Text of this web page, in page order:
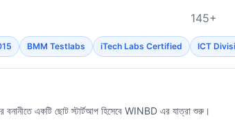
145+
BMM Testlabs iTech Labs Certified ICT
বনানীতে একটি ছোট স্টার্টআপ হিসেবে WINBD এর যাত্রা শুরু।